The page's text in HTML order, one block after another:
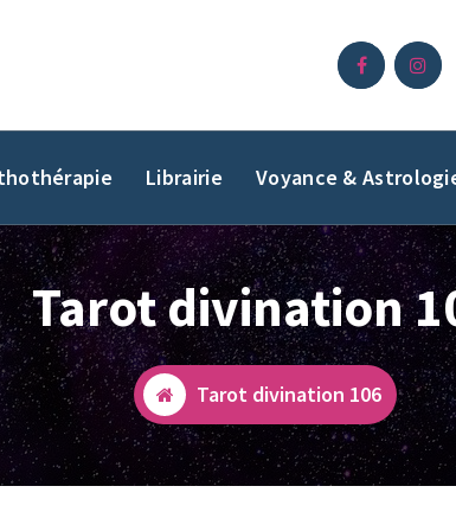
Librairie Voyance &
Tarot divination
Tarot divination 106